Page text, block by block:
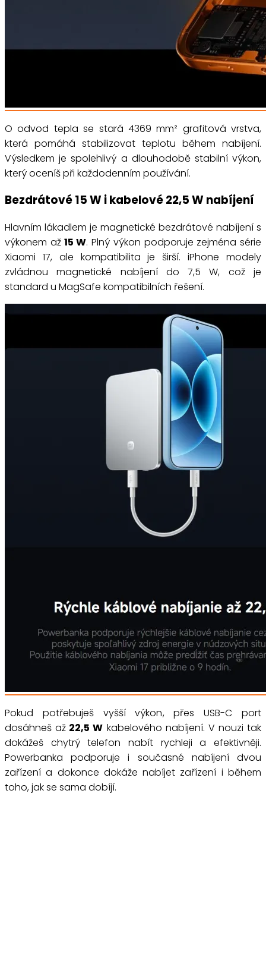
O odvod tepla se stará 4369 mm² grafitová vrstva,
která pomáhá stabilizovat teplotu během nabíjení.
Výsledkem je spolehlivý a dlouhodobě stabilní výkon,
který oceníš při každodenním používání.
Bezdrátové 15 W i kabelové 22,5 W nabíjení
Hlavním lákadlem je magnetické bezdrátové nabíjení s
výkonem až15 W. Plný výkon podporuje zejména série
Xiaomi 17, ale kompatibilita je širší. iPhone modely
zvládnou magnetické nabíjení do 7,5 W, což je
standard u MagSafe kompatibilních řešení.
Pokud potřebuješ vyšší výkon, přes USB-C port
dosáhneš až 22,5 W kabelového nabíjení. V nouzi tak
dokážeš chytrý telefon nabít rychleji a efektivněji.
Powerbanka podporuje i současné nabíjení dvou
zařízení a dokonce dokáže nabíjet zařízení i během
toho, jak se sama dobíjí.